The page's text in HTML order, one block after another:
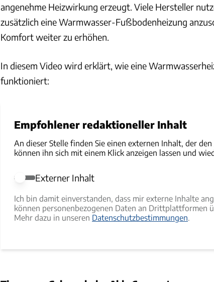
angenehme Heizwirkung erzeugt. Viele Hersteller
zusätzlich eine Warmwasser-Fußbodenheizung
Komfort weiter zu erhöhen.
In diesem Video wird erklärt, wie eine
funktioniert:
Empfohlener redaktioneller Inhalt
An dieser Stelle finden Sie einen externen Inhalt, der
können ihn sich mit einem Klick anzeigen lassen und
Externer Inhalt erlauben
Externer Inhalt
Ich bin damit einverstanden, dass mir externe Inhalte
können personenbezogenen Daten an Drittplattformen
Mehr dazu in unseren Datenschutzbestimmungen